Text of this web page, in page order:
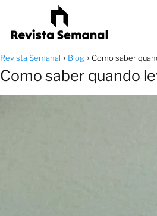
Revista Semanal Blog Como saber
Como saber quando